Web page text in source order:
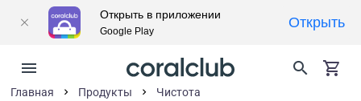
Главная Продукты Чистота
Открыть в приложении
Google Play
Открыть